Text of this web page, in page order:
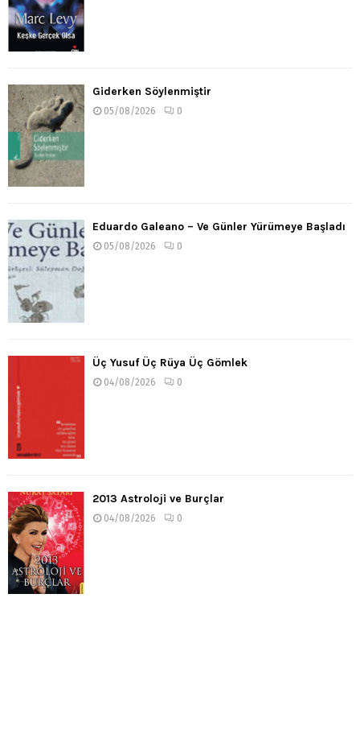
Giderken Söylenmiştir
05/08/2026 0
Eduardo Galeano – Ve Günler Yürümeye Başladı
05/08/2026 0
Üç Yusuf Üç Rüya Üç Gömlek
04/08/2026 0
2013 Astroloji ve Burçlar
04/08/2026 0